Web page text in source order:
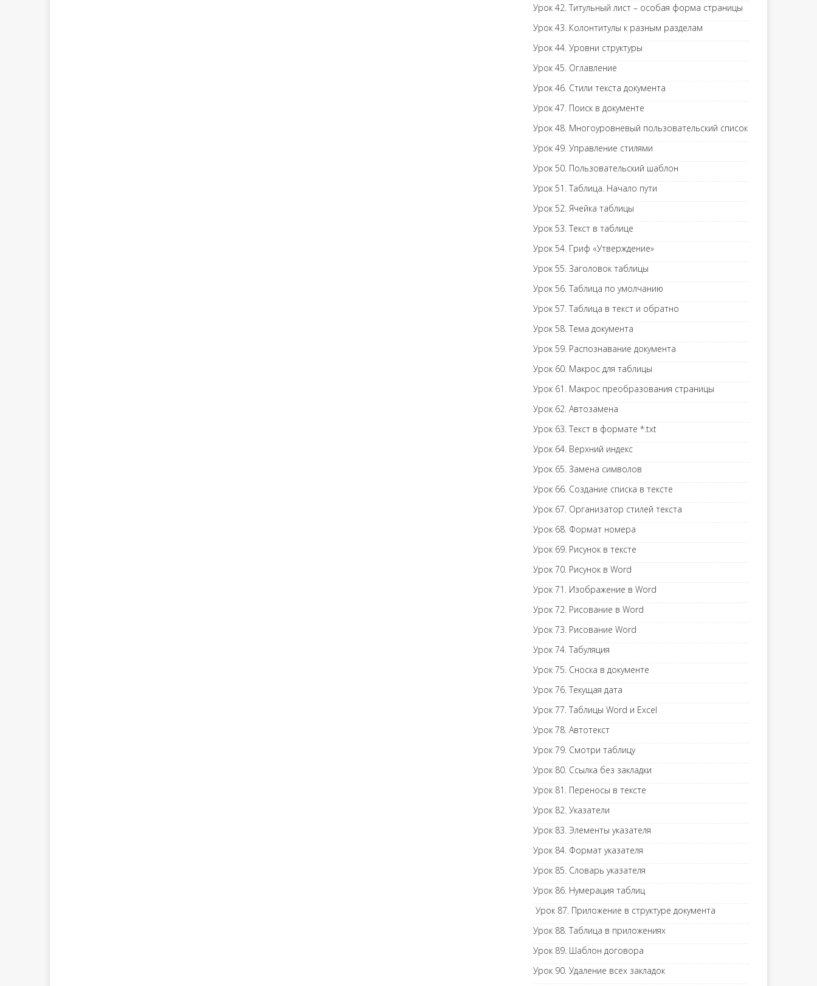
Урок 42. Титульный лист – особая форма страницы
Урок 43. Колонтитулы к разным разделам
Урок 44. Уровни структуры
Урок 45. Оглавление
Урок 46. Стили текста документа
Урок 47. Поиск в документе
Урок 48. Многоуровневый пользовательский список
Урок 49. Управление стилями
Урок 50. Пользовательский шаблон
Урок 51. Таблица. Начало пути
Урок 52. Ячейка таблицы
Урок 53. Текст в таблице
Урок 54. Гриф «Утверждение»
Урок 55. Заголовок таблицы
Урок 56. Таблица по умолчанию
Урок 57. Таблица в текст и обратно
Урок 58. Тема документа
Урок 59. Распознавание документа
Урок 60. Макрос для таблицы
Урок 61. Макрос преобразования страницы
Урок 62. Автозамена
Урок 63. Текст в формате *.txt
Урок 64. Верхний индекс
Урок 65. Замена символов
Урок 66. Создание списка в тексте
Урок 67. Организатор стилей текста
Урок 68. Формат номера
Урок 69. Рисунок в тексте
Урок 70. Рисунок в Word
Урок 71. Изображение в Word
Урок 72. Рисование в Word
Урок 73. Рисование Word
Урок 74. Табуляция
Урок 75. Сноска в документе
Урок 76. Текущая дата
Урок 77. Таблицы Word и Excel
Урок 78. Автотекст
Урок 79. Смотри таблицу
Урок 80. Ссылка без закладки
Урок 81. Переносы в тексте
Урок 82. Указатели
Урок 83. Элементы указателя
Урок 84. Формат указателя
Урок 85. Словарь указателя
Урок 86. Нумерация таблиц
Урок 87. Приложение в структуре документа
Урок 88. Таблица в приложениях
Урок 89. Шаблон договора
Урок 90. Удаление всех закладок